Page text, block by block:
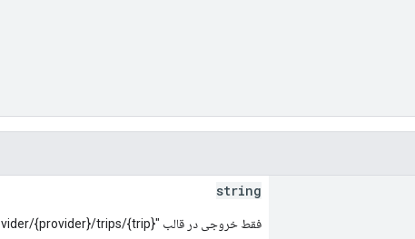
string
فقط خروجی در قالب "provider/{provider}/trips/{trip}"